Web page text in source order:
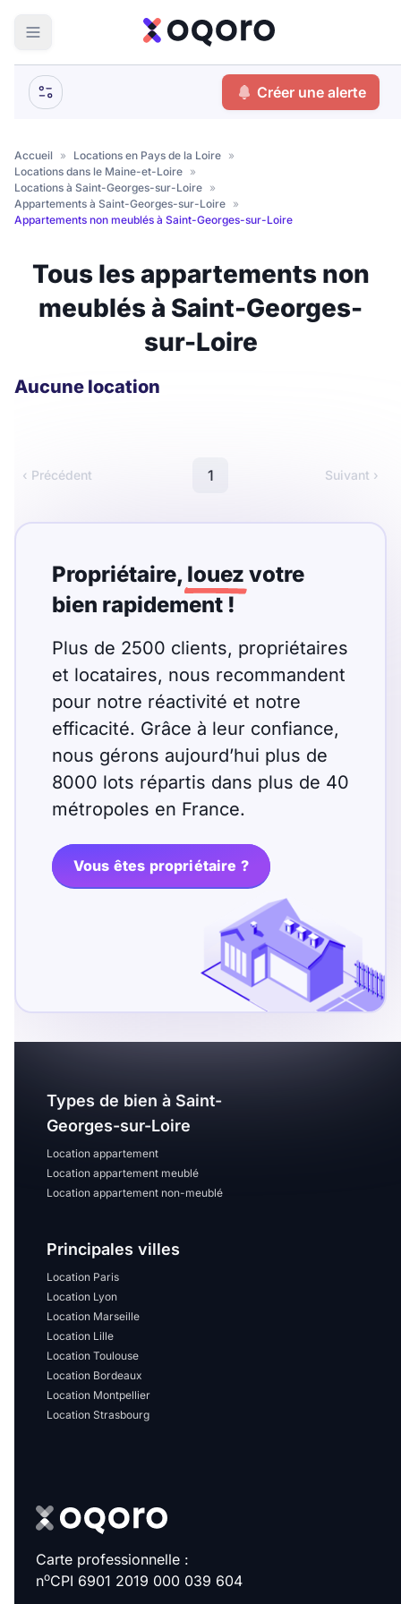
Votre
Que recherchez-vous ?
Logement entier
Colocation
Résidence étudiante
Montant du loyer
Nombre de pièces
Studio T1 T1 bis
T3 T4 T5
T7 T8 T9
T10 T11 T12
T14 T15
Nombre de chambres
chambres
disponibles
Espaces additionnels
communes
Ascenseur
Local à vélo
Promotions
Mettre en avant les
promotions sur honoraires
recherche
Créer une alerte
Accueil » Locations en Pays de la Loire »
Locations dans le Maine-et-Loire »
Locations à Saint-Georges-sur-Loire »
Appartements à Saint-Georges-sur-Loire »
Appartements non meublés à Saint-Georges-sur-Loire
Tous les appartements non
meublés à Saint-Georges-
sur-Loire
Aucune location
‹ Précédent 1 Suivant ›
Propriétaire, louez votre
bien rapidement !
Plus de 2500 clients, propriétaires
et locataires, nous recommandent
pour notre réactivité et notre
efficacité. Grâce à leur confiance,
nous gérons aujourd’hui plus de
8000 lots répartis dans plus de 40
métropoles en France.
Vous êtes propriétaire ?
Types de bien à Saint-
Georges-sur-Loire
Location appartement
Location appartement meublé
Location appartement non-meublé
Principales villes
Location Paris
Location Lyon
Location Marseille
Location Lille
Location Toulouse
Location Bordeaux
Location Montpellier
Location Strasbourg
Carte professionnelle :
noCPI 6901 2019 000 039 604